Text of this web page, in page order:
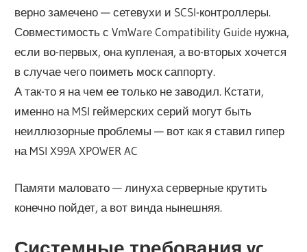
верно замечено — сетевухи и SCSI-контроллеры.
Совместимость с VmWare Compatibility Guide нужна,
если во-первых, она купленая, а во-вторых хочется
в случае чего поиметь моск саппорту.
А так-то я на чем ее только не заводил. Кстати,
именно на MSI геймерских серий могут быть
неиллюзорные проблемы — вот как я ставил гипер
на MSI X99A XPOWER AC
Памяти маловато — линуха серверные крутить
конечно пойдет, а вот винда нынешняя.